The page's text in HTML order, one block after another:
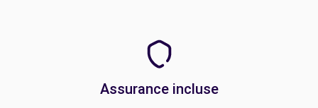
Assurance incluse